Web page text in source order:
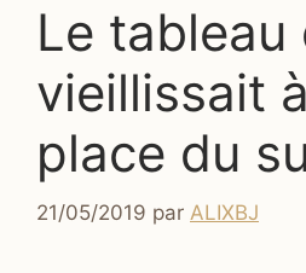
Le tableau
vieillissait
place du
21/05/2019 par ALIXBJ